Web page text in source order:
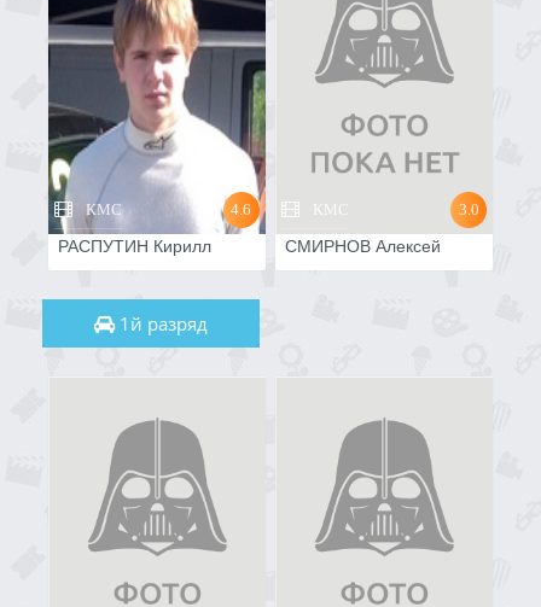
КМС 4.6
РАСПУТИН Кирилл
КМС 3.0
СМИРНОВ Алексей
1й разряд